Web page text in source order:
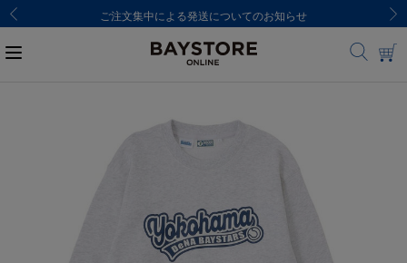
ご注文集中による発送についてのお知らせ